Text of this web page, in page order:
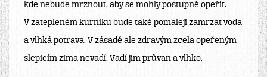
kde nebude mrznout, aby se mohly postupně opeřit.
V zatepleném kurníku bude také pomaleji zamrzat voda
a vlhká potrava. V zásadě ale zdravým zcela opeřeným
slepicím zima nevadí. Vadí jim průvan a vlhko.